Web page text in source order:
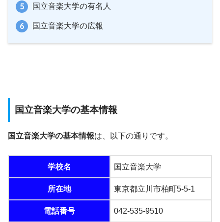
国立音楽大学の有名人
国立音楽大学の広報
国立音楽大学の基本情報
国立音楽大学の基本情報は、以下の通りです。
学校名 国立音楽大学
所在地 東京都立川市柏町5-5-1
電話番号 042-535-9510